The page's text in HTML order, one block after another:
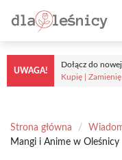
do
treści
UWAGA!
Dołącz do
Kupię |
Strona główna /
Mangi i Anime w Oleśnicy